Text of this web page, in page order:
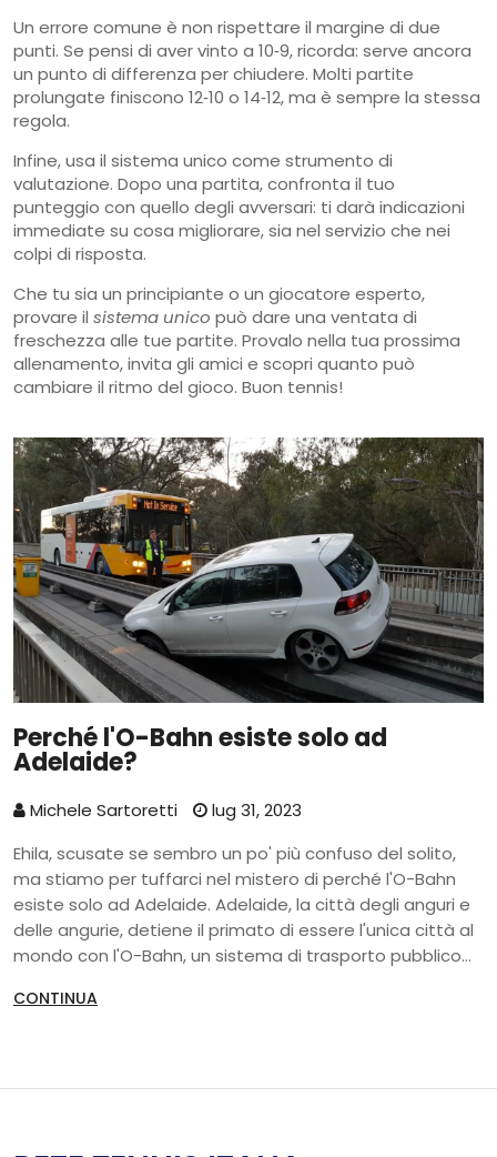
Un errore comune è non rispettare il margine di due
punti. Se pensi di aver vinto a 10‑9, ricorda: serve ancora
un punto di differenza per chiudere. Molti partite
prolungate finiscono 12‑10 o 14‑12, ma è sempre la stessa
regola.
Infine, usa il sistema unico come strumento di
valutazione. Dopo una partita, confronta il tuo
punteggio con quello degli avversari: ti darà indicazioni
immediate su cosa migliorare, sia nel servizio che nei
colpi di risposta.
Che tu sia un principiante o un giocatore esperto,
provare il sistema unico può dare una ventata di
freschezza alle tue partite. Provalo nella tua prossima
allenamento, invita gli amici e scopri quanto può
cambiare il ritmo del gioco. Buon tennis!
Perché l'O-Bahn esiste solo ad
Adelaide?
Michele Sartoretti
lug 31, 2023
Ehila, scusate se sembro un po' più confuso del solito,
ma stiamo per tuffarci nel mistero di perché l'O-Bahn
esiste solo ad Adelaide. Adelaide, la città degli anguri e
delle angurie, detiene il primato di essere l'unica città al
mondo con l'O-Bahn, un sistema di trasporto pubblico
è una specie di autobus ibrido su rotaia, che dev'essere
sperimentare. Complimenti, Adelaide, sei unica nel tuo
CONTINUA